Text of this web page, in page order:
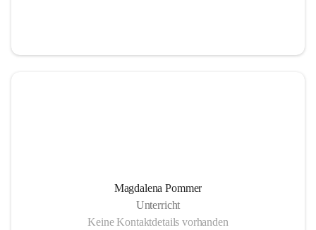
Magdalena Pommer
Unterricht
Keine Kontaktdetails vorhanden